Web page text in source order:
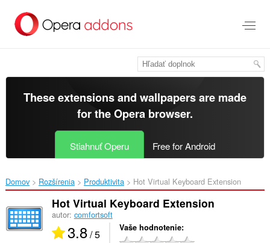
hlavný
These extensions and wallpapers are made
for theOpera browser.
Stiahnuť Operu Free for Android
Domov Rozšírenia Produktivita Hot Virtual Keyboard Extension‎
Hot Virtual Keyboard Extension
autor: comfortsoft
3.8/ 5 Vaše hodnotenie